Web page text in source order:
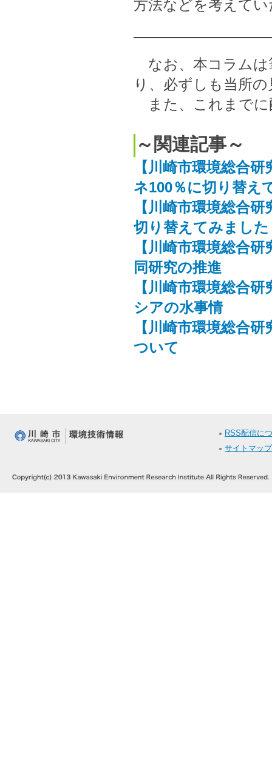
方法などを考えて
なお、本コラムは
り、必ずしも当所
また、これまでに
～関連記事～
【川崎市環境総合
ネ100％に切り替え
【川崎市環境総合
切り替えてみました
【川崎市環境総合
同研究の推進
【川崎市環境総合
シアの水事情
【川崎市環境総合
ついて
RSS配信に
サイトマップ